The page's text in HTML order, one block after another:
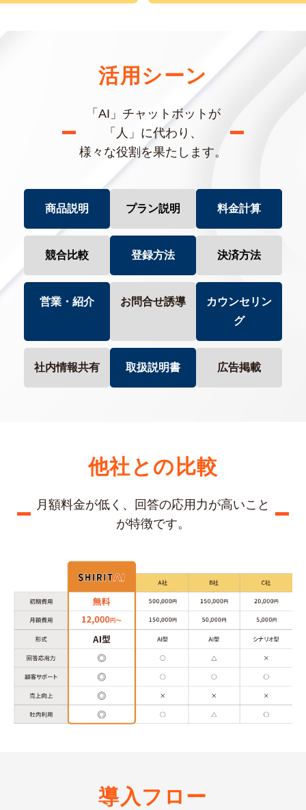
活用シーン
「AI」チャットボットが
「人」に代わり、
様々な役割を果たします。
商品説明 プラン説明 料金計算
競合比較 登録方法 決済方法
営業・紹介 お問合せ誘導
カウンセリン
グ
社内情報共有 取扱説明書 広告掲載
他社との比較
月額料金が低く、回答の応用力が高いこと
が特徴です。
導入フロー